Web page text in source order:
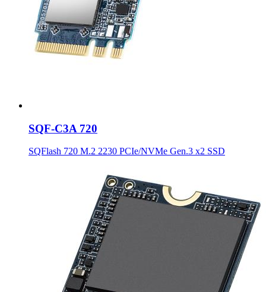
SQF-C3A 720
SQFlash 720 M.2 2230 PCIe/NVMe Gen.3 x2 SSD